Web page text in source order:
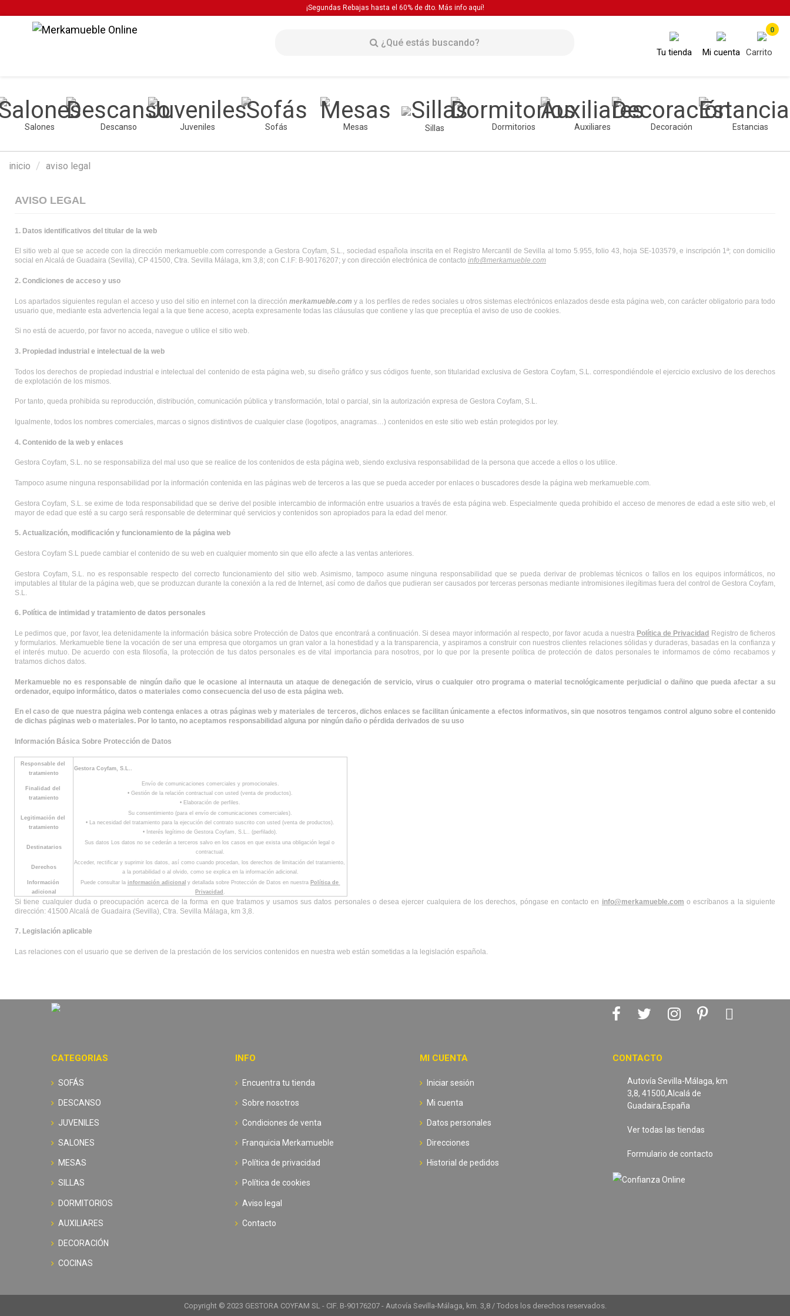
¡Segundas Rebajas hasta el 60% de dto. Más info aquí!
Tu tienda Mi cuenta
0
Carrito
Salones Descanso Juveniles Sofás Mesas Sillas Dormitorios Auxiliares Decoración Estancias
inicio aviso legal
AVISO LEGAL
1. Datos identificativos del titular de la web
El sitio web al que se accede con la dirección merkamueble.com corresponde a Gestora Coyfam, S.L., sociedad española inscrita en el Registro Mercantil de Sevilla al tomo 5.955, folio 43, hoja SE-103579, e inscripción 1ª; con domicilio
social en Alcalá de Guadaira (Sevilla), CP 41500, Ctra. Sevilla Málaga, km 3,8; con C.I.F: B-90176207; y con dirección electrónica de contacto info@merkamueble.com
2. Condiciones de acceso y uso
Los apartados siguientes regulan el acceso y uso del sitio en internet con la dirección merkamueble.com y a los perfiles de redes sociales u otros sistemas electrónicos enlazados desde esta página web, con carácter obligatorio para todo
usuario que, mediante esta advertencia legal a la que tiene acceso, acepta expresamente todas las cláusulas que contiene y las que preceptúa el aviso de uso de cookies.
Si no está de acuerdo, por favor no acceda, navegue o utilice el sitio web.
3. Propiedad industrial e intelectual de la web
Todos los derechos de propiedad industrial e intelectual del contenido de esta página web, su diseño gráfico y sus códigos fuente, son titularidad exclusiva de Gestora Coyfam, S.L. correspondiéndole el ejercicio exclusivo de los derechos
de explotación de los mismos.
Por tanto, queda prohibida su reproducción, distribución, comunicación pública y transformación, total o parcial, sin la autorización expresa de Gestora Coyfam, S.L.
Igualmente, todos los nombres comerciales, marcas o signos distintivos de cualquier clase (logotipos, anagramas…) contenidos en este sitio web están protegidos por ley.
4. Contenido de la web y enlaces
Gestora Coyfam, S.L. no se responsabiliza del mal uso que se realice de los contenidos de esta página web, siendo exclusiva responsabilidad de la persona que accede a ellos o los utilice.
Tampoco asume ninguna responsabilidad por la información contenida en las páginas web de terceros a las que se pueda acceder por enlaces o buscadores desde la página web merkamueble.com.
Gestora Coyfam, S.L. se exime de toda responsabilidad que se derive del posible intercambio de información entre usuarios a través de esta página web. Especialmente queda prohibido el acceso de menores de edad a este sitio web, el
mayor de edad que esté a su cargo será responsable de determinar qué servicios y contenidos son apropiados para la edad del menor.
5. Actualización, modificación y funcionamiento de la página web
Gestora Coyfam S.L puede cambiar el contenido de su web en cualquier momento sin que ello afecte a las ventas anteriores.
Gestora Coyfam, S.L. no es responsable respecto del correcto funcionamiento del sitio web. Asimismo, tampoco asume ninguna responsabilidad que se pueda derivar de problemas técnicos o fallos en los equipos informáticos, no
imputables al titular de la página web, que se produzcan durante la conexión a la red de Internet, así como de daños que pudieran ser causados por terceras personas mediante intromisiones ilegítimas fuera del control de Gestora Coyfam,
S.L.
6. Política de intimidad y tratamiento de datos personales
Le pedimos que, por favor, lea detenidamente la información básica sobre Protección de Datos que encontrará a continuación. Si desea mayor información al respecto, por favor acuda a nuestra Política de Privacidad Registro de ficheros
y formularios. Merkamueble tiene la vocación de ser una empresa que otorgamos un gran valor a la honestidad y a la transparencia, y aspiramos a construir con nuestros clientes relaciones sólidas y duraderas, basadas en la confianza y
el interés mutuo. De acuerdo con esta filosofía, la protección de tus datos personales es de vital importancia para nosotros, por lo que por la presente política de protección de datos personales te informamos de cómo recabamos y
tratamos dichos datos.
Merkamueble no es responsable de ningún daño que le ocasione al internauta un ataque de denegación de servicio, virus o cualquier otro programa o material tecnológicamente perjudicial o dañino que pueda afectar a su
ordenador, equipo informático, datos o materiales como consecuencia del uso de esta página web.
En el caso de que nuestra página web contenga enlaces a otras páginas web y materiales de terceros, dichos enlaces se facilitan únicamente a efectos informativos, sin que nosotros tengamos control alguno sobre el contenido
de dichas páginas web o materiales. Por lo tanto, no aceptamos responsabilidad alguna por ningún daño o pérdida derivados de su uso
Información Básica Sobre Protección de Datos
Responsable del
tratamiento
Gestora Coyfam, S.L..
Finalidad del
tratamiento
Envío de comunicaciones comerciales y promocionales.
• Gestión de la relación contractual con usted (venta de productos).
• Elaboración de perfiles.
Legitimación del
tratamiento
Su consentimiento (para el envío de comunicaciones comerciales).
• La necesidad del tratamiento para la ejecución del contrato suscrito con usted (venta de productos).
• Interés legítimo de Gestora Coyfam, S.L.. (perfilado).
Destinatarios
Sus datos Los datos no se cederán a terceros salvo en los casos en que exista una obligación legal o
contractual.
Derechos
Acceder, rectificar y suprimir los datos, así como cuando procedan, los derechos de limitación del tratamiento,
a la portabilidad o al olvido, como se explica en la información adicional.
Información
adicional
Puede consultar la información adicional y detallada sobre Protección de Datos en nuestra Política de
Privacidad
Si tiene cualquier duda o preocupación acerca de la forma en que tratamos y usamos sus datos personales o desea ejercer cualquiera de los derechos, póngase en contacto en info@merkamueble.com o escríbanos a la siguiente
dirección: 41500 Alcalá de Guadaira (Sevilla), Ctra. Sevilla Málaga, km 3,8.
7. Legislación aplicable
Las relaciones con el usuario que se deriven de la prestación de los servicios contenidos en nuestra web están sometidas a la legislación española.
CATEGORIAS
SOFÁS
DESCANSO
JUVENILES
SALONES
MESAS
SILLAS
DORMITORIOS
AUXILIARES
DECORACIÓN
COCINAS
INFO
Encuentra tu tienda
Sobre nosotros
Condiciones de venta
Franquicia Merkamueble
Política de privacidad
Política de cookies
Aviso legal
Contacto
MI CUENTA
Iniciar sesión
Mi cuenta
Datos personales
Direcciones
Historial de pedidos
CONTACTO
Autovía Sevilla-Málaga, km
3,8, 41500,Alcalá de
Guadaira,España
Ver todas las tiendas
Formulario de contacto
Copyright © 2023 GESTORA COYFAM SL - CIF. B-90176207 - Autovía Sevilla-Málaga, km. 3,8 / Todos los derechos reservados.